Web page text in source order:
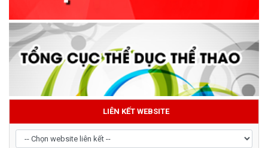
LIÊN KẾT WEBSITE